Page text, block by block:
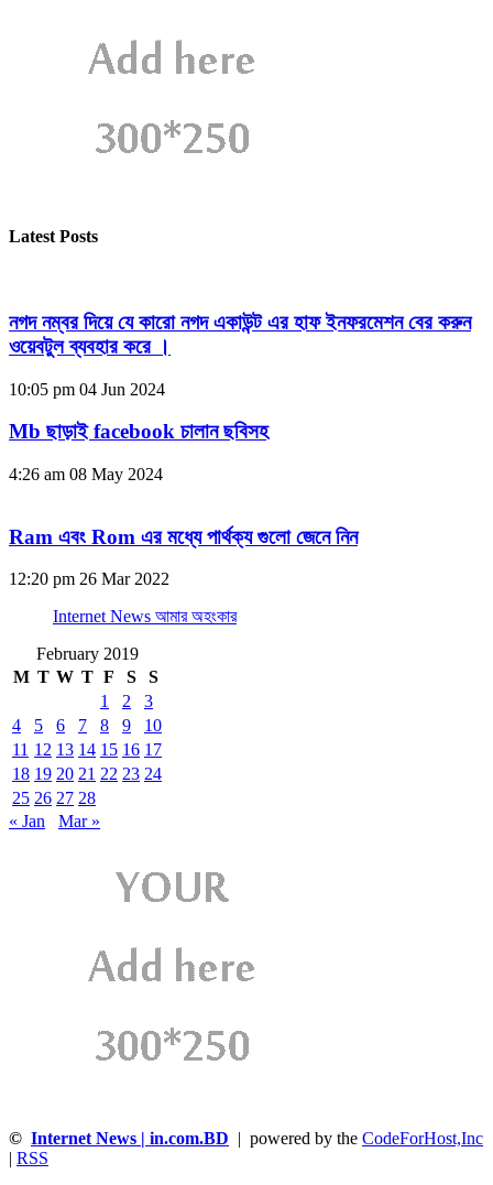
Latest Posts
নগদ নম্বর দিয়ে যে কারো নগদ একাউন্ট এর হাফ ইনফরমেশন বের করুন
ওয়েবটুল ব্যবহার করে ।
10:05 pm 04 Jun 2024
Mb ছাড়াই facebook চালান ছবিসহ
4:26 am 08 May 2024
Ram এবং Rom এর মধ্যে পার্থক্য গুলো জেনে নিন
12:20 pm 26 Mar 2022
Internet News আমার অহংকার
February 2019
M T W T F S
S
1
2
3
4
5 6 7 8 9
10
11 12 13 14 15 16 17
18 19 20 21 22 23 24
25 26 27 28
« Jan
Mar »
© Internet News | in.com.BD | powered by the CodeForHost,Inc
RSS